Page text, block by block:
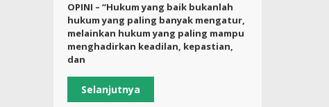
OPINI – “Hukum yang baik bukanlah
hukum yang paling banyak mengatur,
melainkan hukum yang paling mampu
menghadirkan keadilan, kepastian,
dan
Selanjutnya